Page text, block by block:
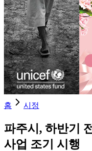
홈 시정
파주시, 하반기
사업 조기 시행